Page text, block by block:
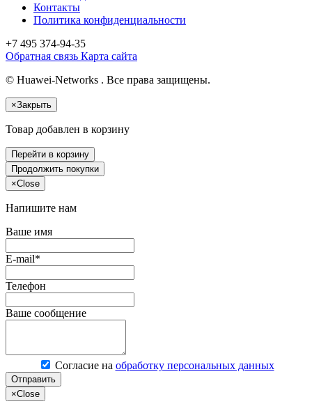
Контакты
Политика конфиденциальности
+7 495 374-94-35
Обратная связь Карта сайта
© Huawei-Networks . Все права защищены.
×Закрыть
Товар добавлен в корзину
Перейти в корзину
Продолжить покупки
×Close
Напишите нам
Ваше имя
E-mail*
Телефон
Ваше сообщение
Согласие на обработку персональных данных
Отправить
×Close